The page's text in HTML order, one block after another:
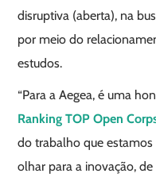
disruptiva (aberta), na
por meio do
estudos.
“Para a Aegea, é uma
Ranking TOP Open
do trabalho que
olhar para a inovação,